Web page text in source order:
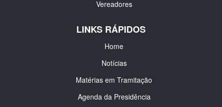
Vereadores
LINKS RÁPIDOS
Home
Notícias
Matérias em Tramitação
Agenda da Presidência